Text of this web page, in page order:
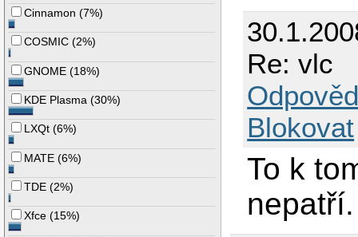
Cinnamon (7%)
COSMIC (2%)
GNOME (18%)
KDE Plasma (30%)
LXQt (6%)
MATE (6%)
TDE (2%)
Xfce (15%)
Re: vlc
Blokovat
To k
nepatří.